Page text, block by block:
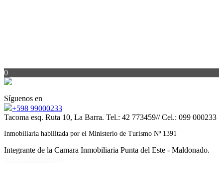
0
Síguenos en
+598 99000233
Tacoma esq. Ruta 10, La Barra. Tel.: 42 773459// Cel.: 099 000233
Inmobiliaria habilitada por el Ministerio de Turismo Nº 1391
Integrante de la Camara Inmobiliaria Punta del Este - Maldonado.